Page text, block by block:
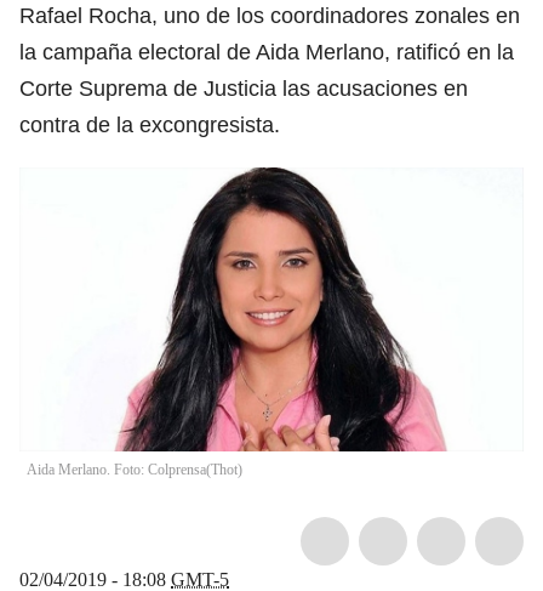
Rafael Rocha, uno de los coordinadores zonales en
la campaña electoral de Aida Merlano, ratificó en la
Corte Suprema de Justicia las acusaciones en
contra de la excongresista.
Aida Merlano. Foto: Colprensa(Thot)
02/04/2019 - 18:08 GMT-5